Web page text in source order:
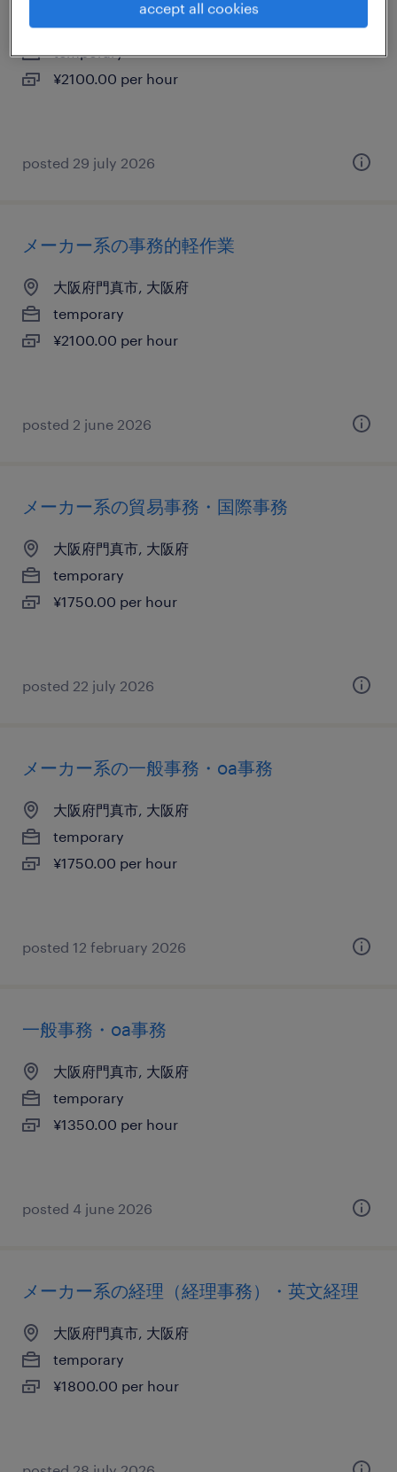
大阪府門真市, 大阪府
temporary
¥2100.00 per hour
posted 29 july 2026
メーカー系の事務的軽作業
大阪府門真市, 大阪府
temporary
¥2100.00 per hour
posted 2 june 2026
メーカー系の貿易事務・国際事務
大阪府門真市, 大阪府
temporary
¥1750.00 per hour
posted 22 july 2026
メーカー系の一般事務・oa事務
大阪府門真市, 大阪府
temporary
¥1750.00 per hour
posted 12 february 2026
一般事務・oa事務
大阪府門真市, 大阪府
temporary
¥1350.00 per hour
posted 4 june 2026
メーカー系の経理（経理事務）・英文経理
大阪府門真市, 大阪府
temporary
¥1800.00 per hour
accept all cookies